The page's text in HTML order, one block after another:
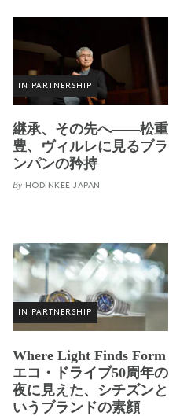
IN PARTNERSHIP
継承、その先へ——松重
豊、ヴィルレに見るブラ
ンパンの矜持
By HODINKEE JAPAN
IN PARTNERSHIP
Where Light Finds Form
エコ・ドライブ50周年の
夜に見えた、シチズンと
いうブランドの素顔